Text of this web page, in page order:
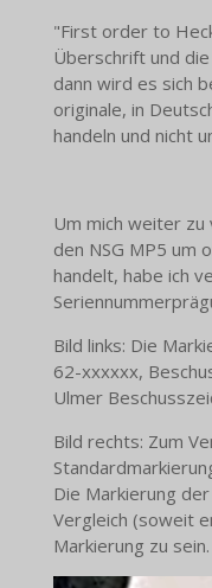
"First order to
Überschrift und
dann wird es sich
originale, in
handeln und nicht
Um mich weiter
den NSG MP5 um
handelt, habe ich
Bild links: Die
62-xxxxxx,
Ulmer
Bild rechts: Zum
Die Markierung
Vergleich (soweit
Markierung zu sein.